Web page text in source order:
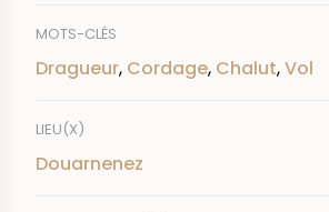
MOTS-CLÉS
Dragueur, Cordage, Chalut,Vol
LIEU(X)
Douarnenez